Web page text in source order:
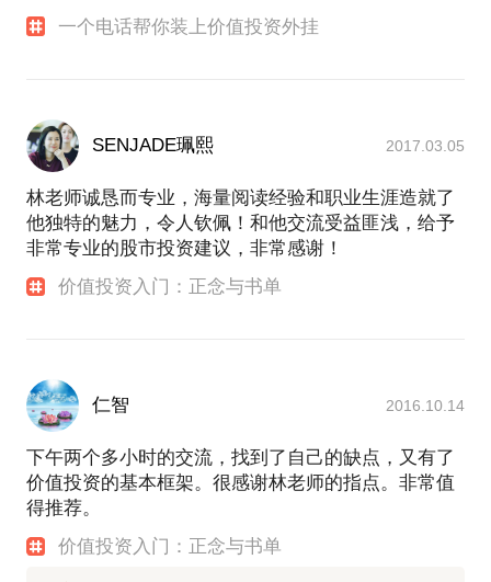
一个电话帮你装上价值投资外挂
SENJADE珮熙 2017.03.05
林老师诚恳而专业，海量阅读经验和职业生涯造就了
他独特的魅力，令人钦佩！和他交流受益匪浅，给予
非常专业的股市投资建议，非常感谢！
价值投资入门：正念与书单
仁智 2016.10.14
下午两个多小时的交流，找到了自己的缺点，又有了
价值投资的基本框架。很感谢林老师的指点。非常值
得推荐。
价值投资入门：正念与书单